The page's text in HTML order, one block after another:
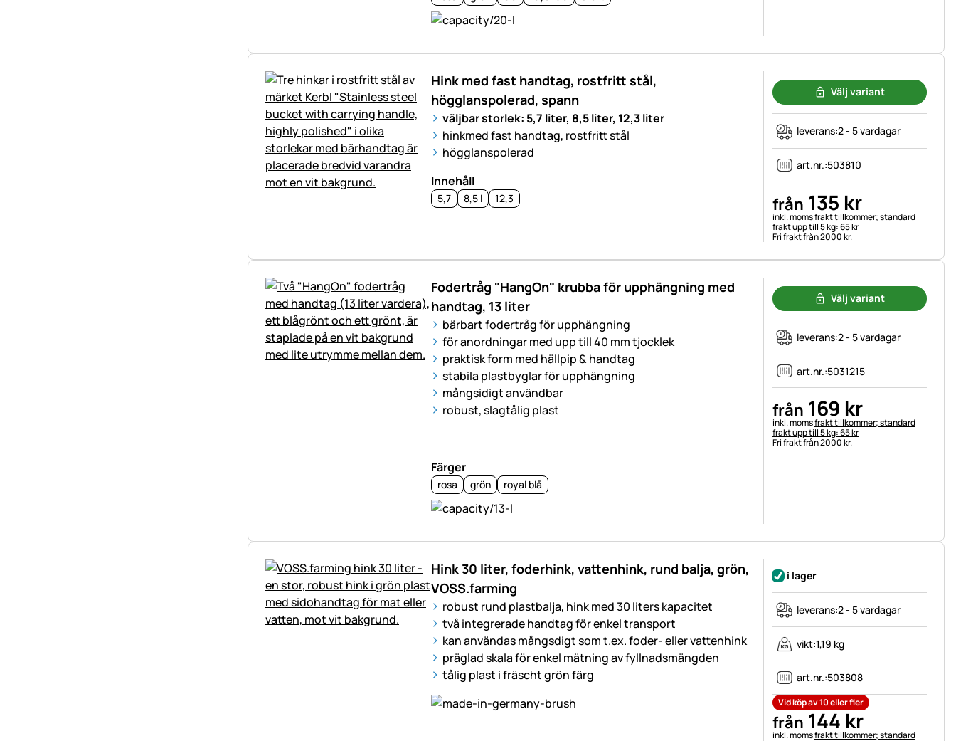
Hink med fast handtag, rostfritt stål,
högglanspolerad, spann
väljbar storlek: 5,7 liter, 8,5 liter, 12,3 liter
hinkmed fast handtag, rostfritt stål
högglanspolerad
Innehåll
5,7 8,5 l 12,3
Välj variant
leverans:2 - 5 vardagar
art.nr.:503810
från 135 kr
Skatteinformation:
inkl. momsfrakt tillkommer; standard
frakt upp till 5 kg: 65 kr
Fri frakt från 2000 kr.
Fodertråg "HangOn" krubba för upphängning med
handtag, 13 liter
bärbart fodertråg för upphängning
för anordningar med upp till 40 mm tjocklek
praktisk form med hällpip & handtag
stabila plastbyglar för upphängning
mångsidigt användbar
robust, slagtålig plast
Färger
rosa grön royal blå
Välj variant
leverans:2 - 5 vardagar
art.nr.:5031215
från 169 kr
Skatteinformation:
inkl. momsfrakt tillkommer; standard
frakt upp till 5 kg: 65 kr
Fri frakt från 2000 kr.
Hink 30 liter, foderhink, vattenhink, rund balja, grön,
VOSS.farming
robust rund plastbalja, hink med 30 liters kapacitet
två integrerade handtag för enkel transport
kan användas mångsdigt som t.ex. foder- eller vattenhink
präglad skala för enkel mätning av fyllnadsmängden
tålig plast i fräscht grön färg
i lager
leverans:2 - 5 vardagar
vikt:1,19 kg
art.nr.:503808
Vid köp av 10 eller fler
från 144 kr
Skatteinformation:
inkl. momsfrakt tillkommer; standard